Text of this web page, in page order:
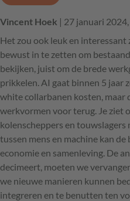
Vincent Hoek | 27 januari
Het zou ook leuk en
bewust in te zetten om
bekijken, juist om de brede
prikkelen. AI gaat binnen 5 jaar
white collarbanen kosten, maar
werkvormen voor terug. Je ziet
kolenscheppers en
tussen mens en machine kan de
economie en samenleving. De
decimeert, moeten we
we nieuwe manieren kunnen
integreren en te benutten ten